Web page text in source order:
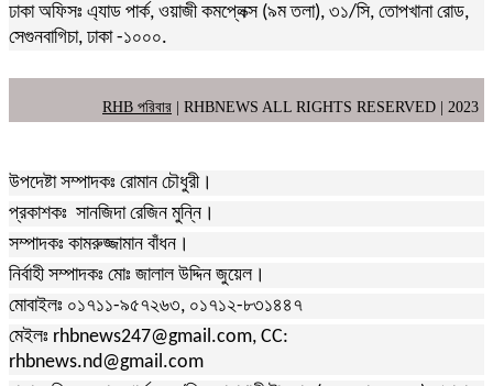
ঢাকা অফিসঃ এ্যাড পার্ক, ওয়াজী কমপ্লেক্স (৯ম তলা), ৩১/সি, তোপখানা রোড,
সেগুনবাগিচা, ঢাকা -১০০০.
RHB পরিবার | RHBNEWS ALL RIGHTS RESERVED | 2023
উপদেষ্টা সম্পাদকঃ রোমান চৌধুরী।
প্রকাশকঃ সানজিদা রেজিন মুন্নি।
সম্পাদকঃ কামরুজ্জামান বাঁধন।
নির্বাহী সম্পাদকঃ মোঃ জালাল উদ্দিন জুয়েল।
মোবাইলঃ ০১৭১১-৯৫৭২৬৩, ০১৭১২-৮৩১৪৪৭
মেইলঃ rhbnews247@gmail.com, CC:
rhbnews.nd@gmail.com